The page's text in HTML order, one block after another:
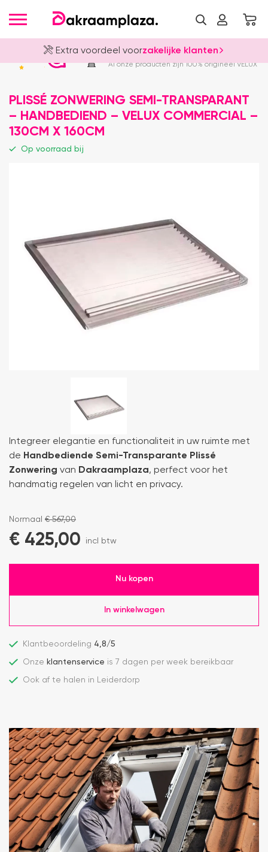
Extra voordeel voorzakelijke klanten
Officieel VELUX Dealer
Al onze producten zijn 100% origineel VELUX
PLISSÉ ZONWERING SEMI-TRANSPARANT
– HANDBEDIEND – VELUX COMMERCIAL –
130CM X 160CM
Op voorraad bij
Integreer elegantie en functionaliteit in uw ruimte met
de Handbediende Semi-Transparante Plissé
Zonwering van Dakraamplaza, perfect voor het
handmatig regelen van licht en privacy.
Normaal €567,00
€ 425,00 incl btw
Nu kopen
In winkelwagen
Klantbeoordeling 4,8/5
Onze klantenservice is 7 dagen per week bereikbaar
Ook af te halen in Leiderdorp